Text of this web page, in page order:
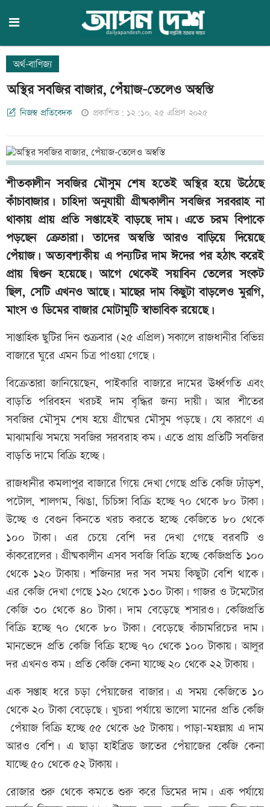
অর্থ-বাণিজ্য
অস্থির সবজির বাজার, পেঁয়াজ-তেলেও অস্বস্তি
নিজস্ব প্রতিবেদক প্রকাশিত: ১২:১০, ২৫ এপ্রিল ২০২৫
শীতকালীন সবজির মৌসুম শেষ হতেই অস্থির হয়ে উঠেছে
কাঁচাবাজার। চাহিদা অনুযায়ী গ্রীষ্মকালীন সবজির সরবরাহ না
থাকায় প্রায় প্রতি সপ্তাহেই বাড়ছে দাম। এতে চরম বিপাকে
পড়ছেন ক্রেতারা। তাদের অস্বস্তি আরও বাড়িয়ে দিয়েছে
পেঁয়াজ। অত্যবশ্যকীয় এ পন্যটির দাম ঈদের পর হঠাৎ করেই
প্রায় দ্বিগুন হয়েছে। আগে থেকেই সয়াবিন তেলের সংকট
ছিল, সেটি এখনও আছে। মাছের দাম কিছুটা বাড়লেও মুরগি,
মাংস ও ডিমের বাজার মোটামুটি স্বাভাবিক রয়েছে।
সাপ্তাহিক ছুটির দিন শুক্রবার (২৫ এপ্রিল) সকালে রাজধানীর বিভিন্ন
বাজারে ঘুরে এমন চিত্র পাওয়া গেছে।
বিক্রেতারা জানিয়েছেন, পাইকারি বাজারে দামের ঊর্ধ্বগতি এবং
বাড়তি পরিবহন খরচই দাম বৃদ্ধির জন্য দায়ী। আর শীতের
সবজির মৌসুম শেষ হয়ে গ্রীষ্মের মৌসুম পড়ছে। যে কারণে এ
মাঝামাঝি সময়ে সবজির সরবরাহ কম। এতে প্রায় প্রতিটি সবজির
বাড়তি দামে বিক্রি হচ্ছে।
রাজধানীর কমলাপুর বাজারে গিয়ে দেখা গেছে প্রতি কেজি ঢ্যাঁড়শ,
পটোল, শালগম, ঝিঙা, চিচিঙ্গা বিক্রি হচ্ছে ৭০ থেকে ৮০ টাকা।
উচ্ছে ও বেগুন কিনতে খরচ করতে হচ্ছে কেজিতে ৮০ থেকে
১০০ টাকা। এর চেয়ে বেশি দর দেখা গেছে বরবটি ও
কাঁকরোলের। গ্রীষ্মকালীন এসব সবজি বিক্রি হচ্ছে কেজিপ্রতি ১০০
থেকে ১২০ টাকায়। শজিনার দর সব সময় কিছুটা বেশি থাকে।
এর কেজি দেখা গেছে ১২০ থেকে ১৩০ টাকা। গাজর ও টমেটোর
কেজি ৩০ থেকে ৪০ টাকা। দাম বেড়েছে শসারও। কেজিপ্রতি
বিক্রি হচ্ছে ৭০ থেকে ৮০ টাকা। বেড়েছে কাঁচামরিচের দাম।
মানভেদে প্রতি কেজি বিক্রি হচ্ছে ৭০ থেকে ১০০ টাকায়। আলুর
দর এখনও কম। প্রতি কেজি কেনা যাচ্ছে ২০ থেকে ২২ টাকায়।
এক সপ্তাহ ধরে চড়া পেঁয়াজের বাজার। এ সময় কেজিতে ১০
থেকে ২০ টাকা বেড়েছে। খুচরা পর্যায়ে ভালো মানের প্রতি কেজি
পেঁয়াজ বিক্রি হচ্ছে ৫৫ থেকে ৬৫ টাকায়। পাড়া-মহল্লায় এ দাম
আরও বেশি। এ ছাড়া হাইব্রিড জাতের পেঁয়াজের কেজি কেনা
যাচ্ছে ৫০ থেকে ৫২ টাকায়।
রোজার শুরু থেকে কমতে শুরু করে ডিমের দাম। এক পর্যায়ে